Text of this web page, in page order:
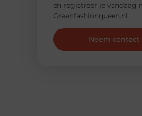
en registreer je vandaag
Greenfashionqueen.nl
Neem contact